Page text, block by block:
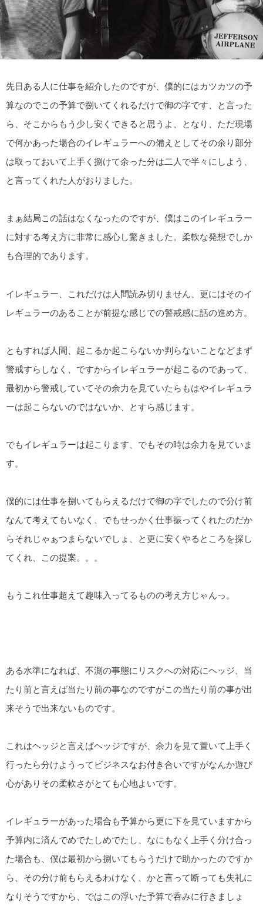
先日ある人に仕事を紹介したのですが、僕的にはカツカツの予
算なのでこの予算で捌いてくれるだけで御の字です、と言った
ら、そこからもう少し安くできると思うよ、となり、ただ現場
で何かあった場合のイレギュラーへの備えとしてその余り部分
は取っておいて上手く捌けて余った分は二人で半々にしよう、
と言ってくれた人がおりました。
まぁ結局この話はなくなったのですが、僕はこのイレギュラー
に対する考え方に非常に感心し驚きました。柔軟な発想でしか
も合理的であります。
イレギュラー、これだけは人間読み切りません、更にはそのイ
レギュラーのあることが前提な感じでの警戒感に話の進め方。
ともすれば人間、起こるか起こらないか判らないことなどまず
警戒すらしなく、ですからイレギュラーが起こるのであって、
最初から警戒していてその余力を見ていたらもはやイレギュラ
ーは起こらないのではないか、とすら感じます。
でもイレギュラーは起こります、でもその時は余力を見ていま
す。
僕的には仕事を捌いてもらえるだけで御の字でしたので分け前
なんて考えてもいなく、でもせっかく仕事振ってくれたのだか
らそれじゃぁつまらないでしょ、と更に安くやるところを探し
てくれ、この提案。。。
もうこれ仕事超えて趣味入ってるものの考え方じゃんっ。
ある水準になれば、不測の事態にリスクへの対応にヘッジ、当
たり前と言えば当たり前の事なのですがこの当たり前の事が出
来そうで出来ないものです。
これはヘッジと言えばヘッジですが、余力を見て置いて上手く
行ったら分けようってビジネスなお付き合いですがなんか遊び
心がありその柔軟さがとても心地よいです。
イレギュラーがあった場合も予算から更に下を見ていますから
予算内に済んでめでたしめでたし、なにもなく上手く分け合っ
た場合も、僕は最初から捌いてもらうだけで助かったのですか
ら、その分け前もらえるわけなく、かと言って断っても失礼に
なりそうですから、ではこの浮いた予算で呑みに行きましょ